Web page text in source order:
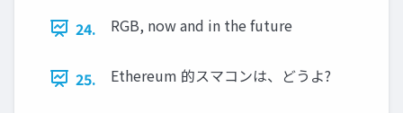
24. RGB, now and in the future
25. Ethereum 的スマコンは、どうよ?